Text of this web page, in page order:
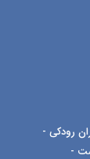
رودکی -
-